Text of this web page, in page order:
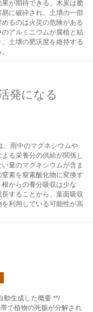
が期待できる。木炭は脆
に破砕され、土壌の一部
るのは火災の危険がある
アルミニウムが腐植と結
土壌の肥沃度を維持する
発になる
、雨中のマグネシウムや
る栄養分の供給が関係し
量のマグネシウムが含ま
素を窒素酸化物に変換す
からの養分吸収は少な
することから、葉面吸収
利用している可能性が高
動生成した概要 **/
で植物の死骸が分解され